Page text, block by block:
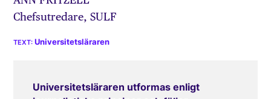
Chefsutredare, SULF
Universitetsläraren
Universitetsläraren utformas enligt